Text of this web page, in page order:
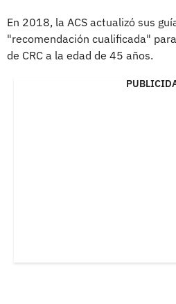
En 2018, la ACS actualizó sus
"recomendación cualificada"
de CRC a la edad de 45 años.